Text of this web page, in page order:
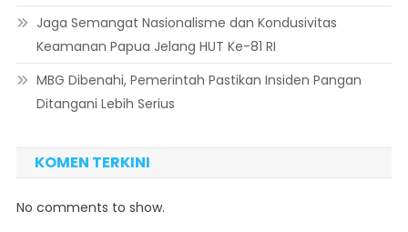
Jaga Semangat Nasionalisme dan Kondusivitas
Keamanan Papua Jelang HUT Ke-81 RI
MBG Dibenahi, Pemerintah Pastikan Insiden Pangan
Ditangani Lebih Serius
KOMEN TERKINI
No comments to show.